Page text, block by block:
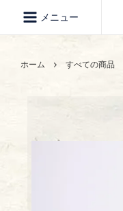
メニュー
ホーム すべての商品